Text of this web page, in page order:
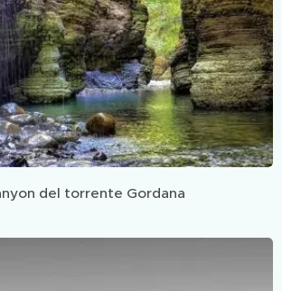
del torrente Gordana